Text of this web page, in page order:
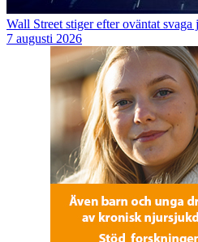
Wall Street stiger efter oväntat
7 augusti 2026